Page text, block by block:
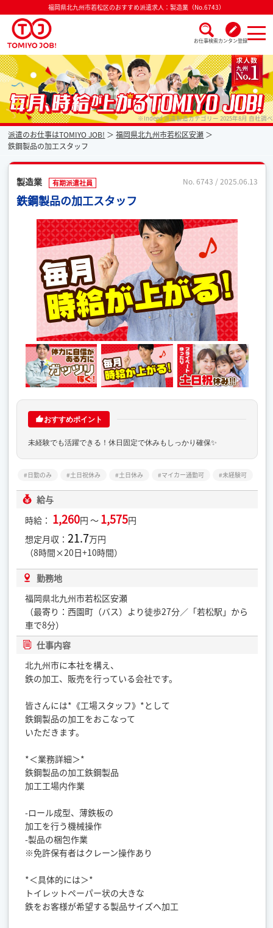
福岡県北九州市若松区のおすすめ派遣求人：製造業（No.6743）
お仕事検索カンタン登録
派遣なら毎月時給が上がるトミヨジョブ ※Indeed 派遣製造カテゴリー 2025年8月 自社調べ
派遣のお仕事はTOMIYO JOB!
福岡県北九州市若松区安瀬
鉄鋼製品の加工スタッフ
製造業 有期派遣社員 No. 6743 / 2025.06.13
鉄鋼製品の加工スタッフ
おすすめポイント
未経験でも活躍できる！休日固定で休みもしっかり確保✨
日勤のみ 土日祝休み 土日休み マイカー通勤可 未経験可
給与
時給： 1,260円 ～ 1,575円
想定月収：21.7万円
（8時間×20日+10時間）
勤務地
福岡県北九州市若松区安瀬
（最寄り：西園町（バス）より徒歩27分／「若松駅」から
車で8分）
仕事内容
北九州市に本社を構え、
鉄の加工、販売を行っている会社です。
皆さんには*《工場スタッフ》*として
鉄鋼製品の加工をおこなって
いただきます。
*＜業務詳細＞*
鉄鋼製品の加工鉄鋼製品
加工工場内作業
-ロール成型、薄鉄板の
加工を行う機械操作
-製品の梱包作業
※免許保有者はクレーン操作あり
*＜具体的には＞*
トイレットペーパー状の大きな
鉄をお客様が希望する製品サイズへ加工